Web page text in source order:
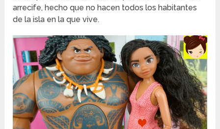
arrecife, hecho que no hacen todos los habitantes
de la isla en la que vive.